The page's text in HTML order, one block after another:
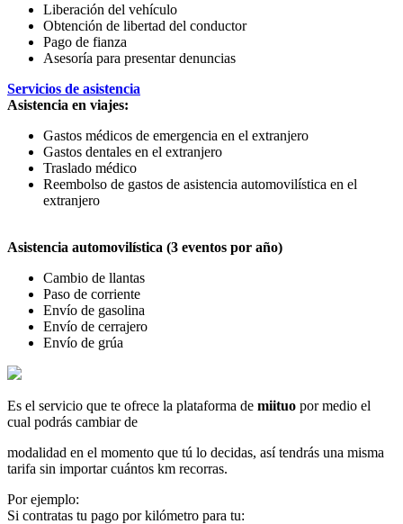
Liberación del vehículo
Obtención de libertad del conductor
Pago de fianza
Asesoría para presentar denuncias
Servicios de asistencia
Asistencia en viajes:
Gastos médicos de emergencia en el extranjero
Gastos dentales en el extranjero
Traslado médico
Reembolso de gastos de asistencia automovilística en el
extranjero
Asistencia automovilística (3 eventos por año)
Cambio de llantas
Paso de corriente
Envío de gasolina
Envío de cerrajero
Envío de grúa
Es el servicio que te ofrece la plataforma de miituo por medio el
cual podrás cambiar de
modalidad en el momento que tú lo decidas, así tendrás una misma
tarifa sin importar cuántos km recorras.
Por ejemplo:
Si contratas tu pago por kilómetro para tu: